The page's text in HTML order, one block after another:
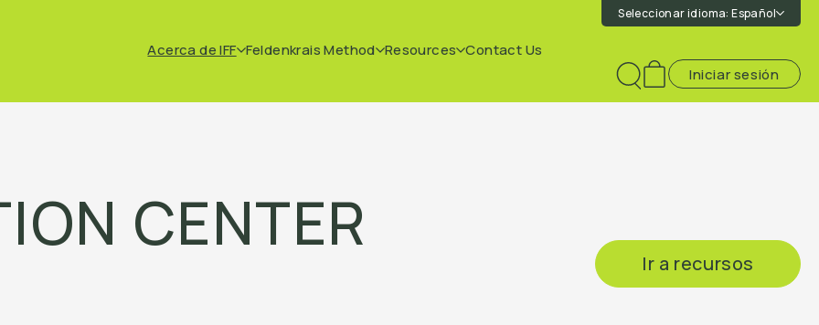
Seleccionar idioma:Español
Acerca de IFF Feldenkrais Method Resources Contact Us
Toggle
search
Iniciar sesión
CENTER
Ir a recursos